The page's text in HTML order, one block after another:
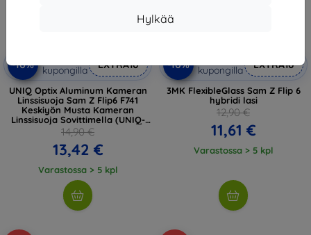
Hylkää
-10%
kupongilla
EXTRA10
UNIQ Optix Aluminum Kameran
Linssisuoja Sam Z Flip6 F741
Keskiyön Musta Kameran
Linssisuoja Sovittimella (UNIQ-
GZFLIP6-ALENSBLK)
14,90 €
13,42 €
Varastossa > 5 kpl
-10%
kupongilla
EXTRA10
3MK FlexibleGlass Sam Z Flip 6
hybridi lasi
12,90 €
11,61 €
Varastossa > 5 kpl